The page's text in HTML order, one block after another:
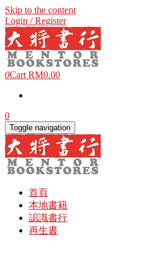
Skip to the content
Login / Register
0Cart RM0.00
0
Toggle navigation
首頁
本地書籍
認識書行
再生書